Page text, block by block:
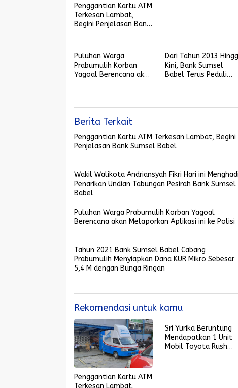
Penggantian Kartu ATM
Terkesan Lambat,
Begini Penjelasan Bank
Puluhan Warga
Prabumulih Korban
Yagoal Berencana akan
Dari Tahun 2013
Kini, Bank Sumsel
Babel Terus Peduli
Berita Terkait
Penggantian Kartu ATM Terkesan Lambat, Begini
Penjelasan Bank Sumsel Babel
Wakil Walikota Andriansyah Fikri Hari ini
Penarikan Undian Tabungan Pesirah Bank Sumsel
Babel
Puluhan Warga Prabumulih Korban Yagoal
Berencana akan Melaporkan Aplikasi ini ke Polisi
Tahun 2021 Bank Sumsel Babel Cabang
Prabumulih Menyiapkan Dana KUR Mikro Sebesar
5,4 M dengan Bunga Ringan
Rekomendasi untuk kamu
Penggantian Kartu ATM
Terkesan Lambat,
Sri Yurika Beruntung
Mendapatkan 1 Unit
Mobil Toyota Rush